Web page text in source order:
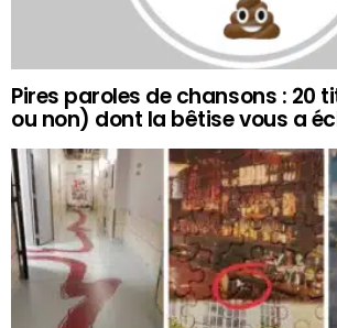
Pires paroles de chansons : 20
ou non) dont la bêtise vous a